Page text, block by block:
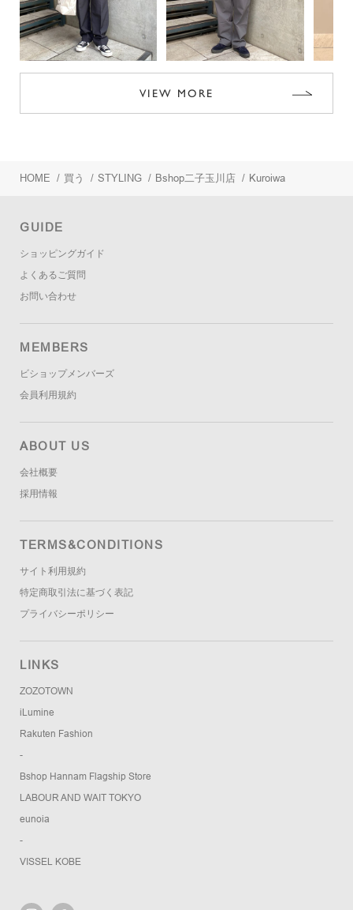
VIEW MORE
HOME / 買う / STYLING / Bshop二子玉川店 / Kuroiwa
GUIDE
ショッピングガイド
よくあるご質問
お問い合わせ
MEMBERS
ビショップメンバーズ
会員利用規約
ABOUT US
会社概要
採用情報
TERMS&CONDITIONS
サイト利用規約
特定商取引法に基づく表記
プライバシーポリシー
LINKS
ZOZOTOWN
iLumine
Rakuten Fashion
-
Bshop Hannam Flagship Store
LABOUR AND WAIT TOKYO
eunoia
-
VISSEL KOBE